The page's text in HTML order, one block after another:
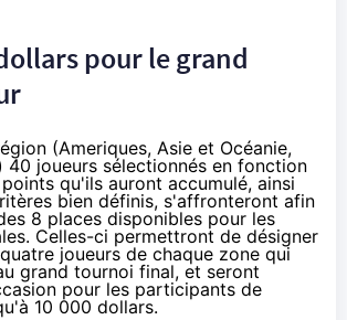
pour le grand
(Ameriques, Asie et Océanie,
40 joueurs sélectionnés en fonction
qu'ils auront accumulé, ainsi
bien définis, s'affronteront afin
8 places disponibles pour les
Celles-ci permettront de désigner
joueurs de chaque zone qui
grand tournoi final, et seront
pour les participants de
10 000 dollars.